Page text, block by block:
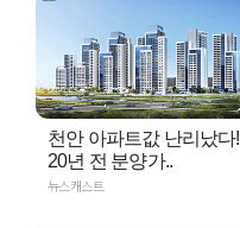
천안 아파트값 난리났다!
20년 전 분양가..
뉴스캐스트